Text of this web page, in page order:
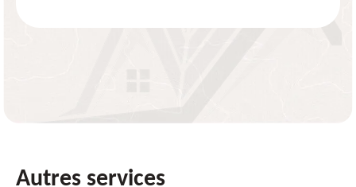
Autres services